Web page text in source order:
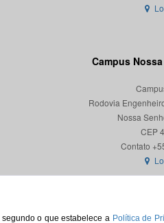
o que estabelece a Política de
Campus
Rodovia
Nossa
CEP